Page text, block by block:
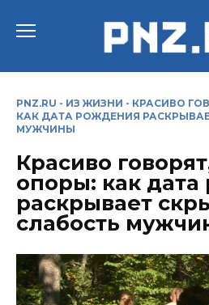
PNZ.RU - ИЗ ЖИЗНИ - КРАСИВО
КАК ДАТА РОЖДЕНИЯ
МУЖЧИНЫ
Красиво
опоры: как
раскрывает
слабость